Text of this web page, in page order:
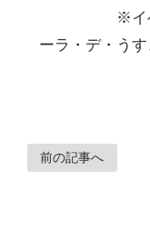
※イベント
ーラ・デ・う
前の記事へ